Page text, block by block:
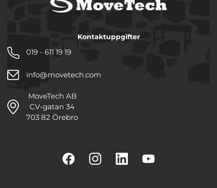
Kontaktuppgifter
019 - 611 19 19
info@movetech.com
MoveTech AB
CV-gatan 34
703 82 Örebro